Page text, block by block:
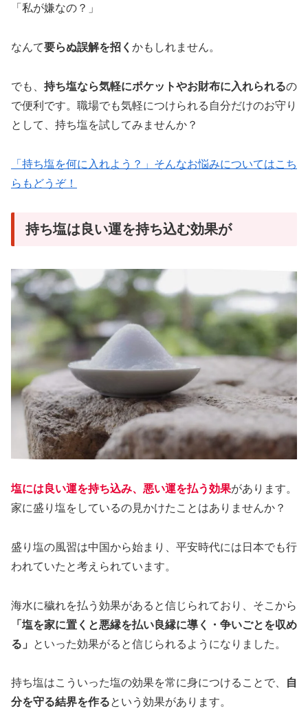
「私が嫌なの？」
なんて要らぬ誤解を招く かもしれません。
でも、 持ち塩なら気軽にポケットやお財布に入れられるの
で便利です。職場でも気軽につけられる自分だけのお守り
として、持ち塩を試してみませんか？
「持ち塩を何に入れよう？」そんなお悩みについてはこち
らもどうぞ！
持ち塩は良い運を持ち込む効果が
塩には良い運を持ち込み、悪い運を払う効果があります。
家に盛り塩をしているの見かけたことはありませんか？
盛り塩の風習は中国から始まり、平安時代には日本でも行
われていたと考えられています。
海水に穢れを払う効果があると信じられており、そこから
「塩を家に置くと悪縁を払い良縁に導く・争いごとを収め
る」
といった効果がると信じられるようになりました。
持ち塩はこういった塩の効果を常に身につけることで、
自
分を守る結界を作るという効果があります。